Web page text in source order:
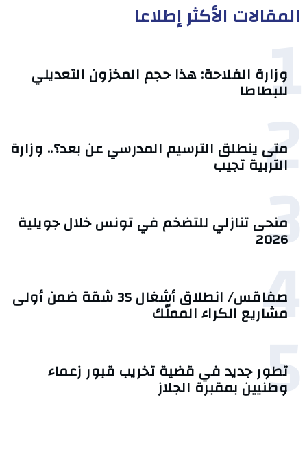
المقالات الأكثر إطلاعا
1
وزارة الفلاحة: هذا حجم المخزون التعديلي
للبطاطا
2
متى ينطلق الترسيم المدرسي عن بعد؟.. وزارة
التربية تجيب
3 منحى تنازلي ‎للتضخم في تونس خلال جويلية
2026‎
4 صفاقس/ انطلاق أشغال 35 شقة ضمن أولى
مشاريع الكراء المملّك
5
تطور جديد في قضية تخريب قبور زعماء
وطنيين بمقبرة الجلاز